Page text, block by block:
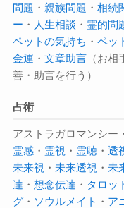
問題 ・ 親族問題 ・ 相続
ー ・ 人生相談 ・ 霊的問
ペットの気持ち ・ ペッ
金運 ・ 文章助言（お相
善・助言を行う）
占術
アストラガロマンシー・
霊感・ 霊視 ・ 霊聴・ 透
未来視 ・ 未来透視 ・ 未
達 ・ 想念伝達 ・ タロッ
グ・ ソウルメイト ・ ア